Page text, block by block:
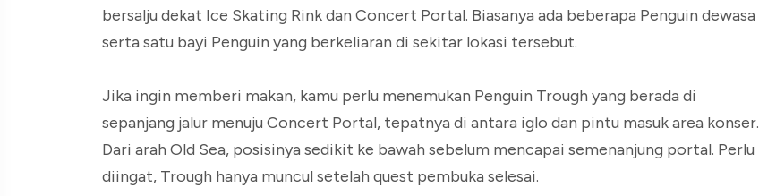
bersalju dekat Ice Skating Rink dan Concert Portal. Biasanya ada beberapa Penguin dewasa
serta satu bayi Penguin yang berkeliaran di sekitar lokasi tersebut.
Jika ingin memberi makan, kamu perlu menemukan Penguin Trough yang berada di
sepanjang jalur menuju Concert Portal, tepatnya di antara iglo dan pintu masuk area konser.
Dari arah Old Sea, posisinya sedikit ke bawah sebelum mencapai semenanjung portal. Perlu
diingat, Trough hanya muncul setelah quest pembuka selesai.